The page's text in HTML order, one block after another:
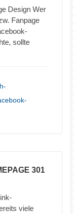
Design Wer
Fanpage
sollte
301
viele